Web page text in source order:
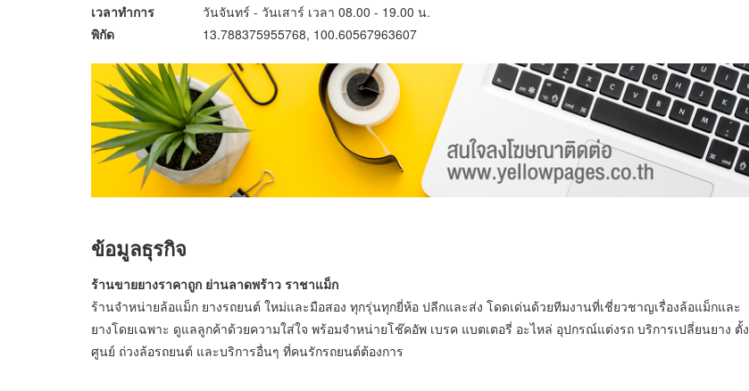
เวลาทำการ
วันจันทร์ - วันเสาร์ เวลา 08.00 - 19.00 น.
พิกัด
13.788375955768, 100.60567963607
ข้อมูลธุรกิจ
ร้านขายยางราคาถูก ย่านลาดพร้าว ราชาแม็ก
ร้านจำหน่ายล้อแม็ก ยางรถยนต์ ใหม่และมือสอง ทุกรุ่นทุกยี่ห้อ ปลีกและส่ง โดดเด่นด้วยทีมงานที่เชี่ยวชาญเรื่องล้อแม็กและ
ยางโดยเฉพาะ ดูแลลูกค้าด้วยความใส่ใจ พร้อมจำหน่ายโช๊คอัพ เบรค แบตเตอรี่ อะไหล่ อุปกรณ์แต่งรถ บริการเปลี่ยนยาง ตั้ง
ศูนย์ ถ่วงล้อรถยนต์ และบริการอื่นๆ ที่คนรักรถยนต์ต้องการ